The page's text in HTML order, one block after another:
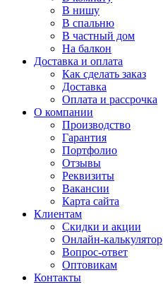
В нишу
В спальню
В частный дом
На балкон
Доставка и оплата
Как сделать заказ
Доставка
Оплата и рассрочка
О компании
Производство
Гарантия
Портфолио
Отзывы
Реквизиты
Вакансии
Карта сайта
Клиентам
Скидки и акции
Онлайн-калькулятор
Вопрос-ответ
Оптовикам
Контакты